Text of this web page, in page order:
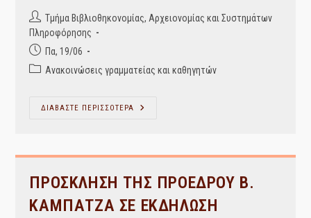
Post
author:
Τμήμα Βιβλιοθηκονομίας, Αρχειονομίας και Συστημάτων
Πληροφόρησης
Post
published:
Πα, 19/06
PostΑνακοινώσεις γραμματείας και καθηγητών
ΔΙΑΒΑΣΤΕ ΠΕΡΙΣΣΟΤΕΡΑ
Ορισμός
(Ε.Τ.Ε.Π.) Στη
Του
Τμήματος
Αρχειονομίας
ΠΡΟΣΚΛΗΣΗ ΤΗΣ ΠΡΟΕΔΡΟΥ Β.
ΚΑΜΠΑΤΖΑ ΣΕ ΕΚΔΗΛΩΣΗ